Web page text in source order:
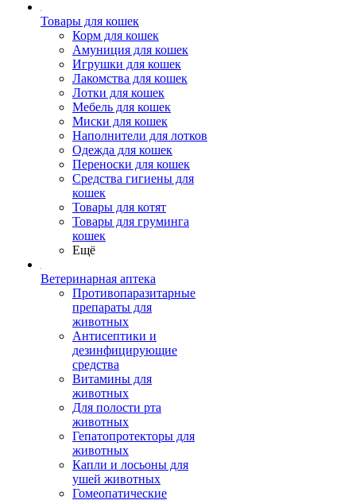
Товары для кошек
Корм для кошек
Амуниция для кошек
Игрушки для кошек
Лакомства для кошек
Лотки для кошек
Мебель для кошек
Миски для кошек
Наполнители для лотков
Одежда для кошек
Переноски для кошек
Средства гигиены для
кошек
Товары для котят
Товары для груминга
кошек
Ещё
Ветеринарная аптека
Противопаразитарные
препараты для
животных
Антисептики и
дезинфицирующие
средства
Витамины для
животных
Для полости рта
животных
Гепатопротекторы для
животных
Капли и лосьоны для
ушей животных
Гомеопатические